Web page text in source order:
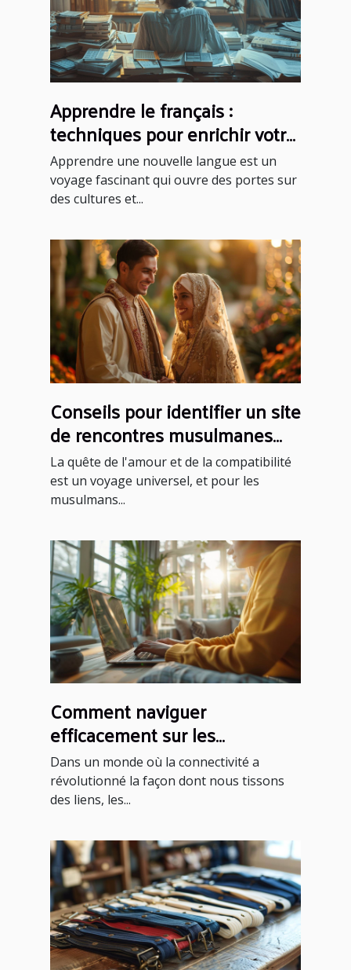
Apprendre le français :
techniques pour enrichir votre
vocabulaire
Apprendre une nouvelle langue est un
voyage fascinant qui ouvre des portes sur
des cultures et...
Conseils pour identifier un site
de rencontres musulmanes
fiable et sérieux
La quête de l'amour et de la compatibilité
est un voyage universel, et pour les
musulmans...
Comment naviguer
efficacement sur les
plateformes de rencontres
sérieuses
Dans un monde où la connectivité a
révolutionné la façon dont nous tissons
des liens, les...